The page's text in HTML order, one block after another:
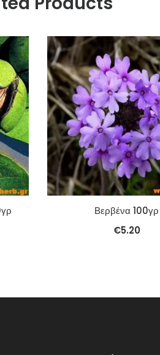
Βερβένα 100γρ
€5.20